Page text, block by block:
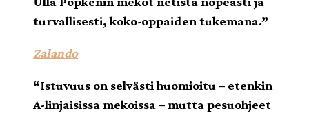
turvallisesti, koko-oppaiden tukemana.”
Zalando
“Istuvuus on selvästi huomioitu – etenkin
A-linjaisissa mekoissa – mutta pesuohjeet